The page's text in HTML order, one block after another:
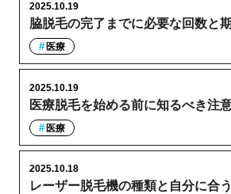
脇脱毛の完了までに必要な回数と
2025.10.19
医療
医療脱毛を始める前に知るべき注
2025.10.19
医療
レーザー脱毛機の種類と自分に合
2025.10.18